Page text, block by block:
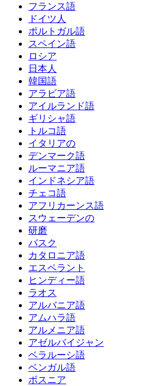
フランス語
ドイツ人
ポルトガル語
スペイン語
ロシア
日本人
韓国語
アラビア語
アイルランド語
ギリシャ語
トルコ語
イタリアの
デンマーク語
ルーマニア語
インドネシア語
チェコ語
アフリカーンス語
スウェーデンの
研磨
バスク
カタロニア語
エスペラント
ヒンディー語
ラオス
アルバニア語
アムハラ語
アルメニア語
アゼルバイジャン
ベラルーシ語
ベンガル語
ボスニア